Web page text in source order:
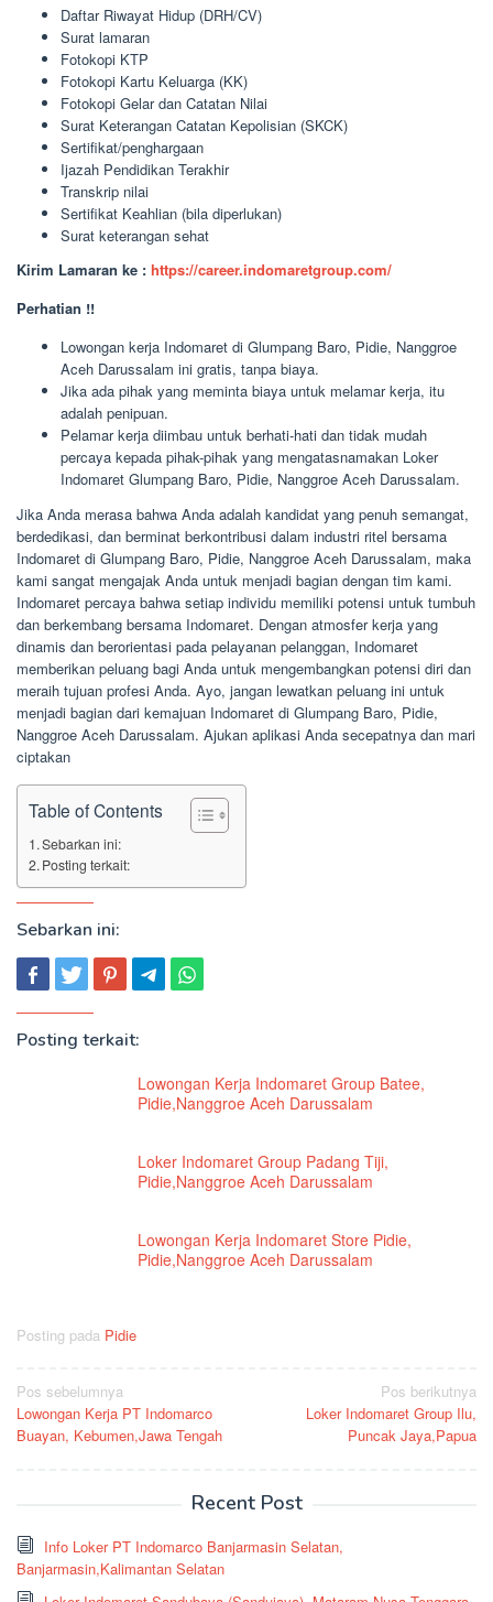
Daftar Riwayat Hidup (DRH/CV)
Surat lamaran
Fotokopi KTP
Fotokopi Kartu Keluarga (KK)
Fotokopi Gelar dan Catatan Nilai
Surat Keterangan Catatan Kepolisian (SKCK)
Sertifikat/penghargaan
Ijazah Pendidikan Terakhir
Transkrip nilai
Sertifikat Keahlian (bila diperlukan)
Surat keterangan sehat
Kirim Lamaran ke : https://career.indomaretgroup.com/
Perhatian !!
Lowongan kerja Indomaret di Glumpang Baro, Pidie, Nanggroe
Aceh Darussalam ini gratis, tanpa biaya.
Jika ada pihak yang meminta biaya untuk melamar kerja, itu
adalah penipuan.
Pelamar kerja diimbau untuk berhati-hati dan tidak mudah
percaya kepada pihak-pihak yang mengatasnamakan Loker
Indomaret Glumpang Baro, Pidie, Nanggroe Aceh Darussalam.
Jika Anda merasa bahwa Anda adalah kandidat yang penuh semangat,
berdedikasi, dan berminat berkontribusi dalam industri ritel bersama
Indomaret di Glumpang Baro, Pidie, Nanggroe Aceh Darussalam, maka
kami sangat mengajak Anda untuk menjadi bagian dengan tim kami.
Indomaret percaya bahwa setiap individu memiliki potensi untuk tumbuh
dan berkembang bersama Indomaret. Dengan atmosfer kerja yang
dinamis dan berorientasi pada pelayanan pelanggan, Indomaret
memberikan peluang bagi Anda untuk mengembangkan potensi diri dan
meraih tujuan profesi Anda. Ayo, jangan lewatkan peluang ini untuk
menjadi bagian dari kemajuan Indomaret di Glumpang Baro, Pidie,
Nanggroe Aceh Darussalam. Ajukan aplikasi Anda secepatnya dan mari
ciptakan
Table of Contents
Sebarkan ini:
Posting terkait:
Sebarkan ini:
Posting terkait:
Lowongan Kerja Indomaret Group Batee,
Pidie,Nanggroe Aceh Darussalam
Loker Indomaret Group Padang Tiji,
Pidie,Nanggroe Aceh Darussalam
Lowongan Kerja Indomaret Store Pidie,
Pidie,Nanggroe Aceh Darussalam
Posting pada Pidie
Navigasi
pos
Pos sebelumnya
Lowongan Kerja PT Indomarco
Buayan, Kebumen,Jawa Tengah
Pos berikutnya
Loker Indomaret Group Ilu,
Puncak Jaya,Papua
Recent Post
Info Loker PT Indomarco Banjarmasin Selatan,
Banjarmasin,Kalimantan Selatan